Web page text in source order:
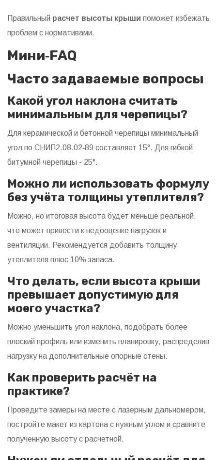
Правильный расчет высоты крыши поможет избежать
проблем с нормативами.
Мини‑FAQ
Часто задаваемые вопросы
Какой угол наклона считать
минимальным для черепицы?
Для керамической и бетонной черепицы минимальный
угол по СНИП2.08.02‑89 составляет 15°. Для гибкой
битумной черепицы - 25°.
Можно ли использовать формулу
без учёта толщины утеплителя?
Можно, но итоговая высота будет меньше реальной,
что может привести к недооценке нагрузок и
вентиляции. Рекомендуется добавить толщину
утеплителя плюс 10% запаса.
Что делать, если высота крыши
превышает допустимую для
моего участка?
Можно уменьшить угол наклона, подобрать более
плоский профиль или изменить планировку, распределив
нагрузку на дополнительные опорные стены.
Как проверить расчёт на
практике?
Проведите замеры на месте с лазерным дальномером,
постройте макет из картона с нужным углом и сравните
полученную высоту с расчетной.